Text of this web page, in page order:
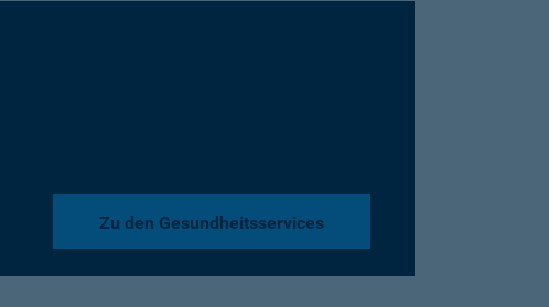
Zu den Gesundheitsservices